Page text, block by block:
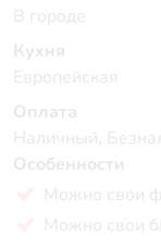
В городе
Кухня
Европейская
Оплата
Наличный,
Особенности
Можно свои
Можно свои